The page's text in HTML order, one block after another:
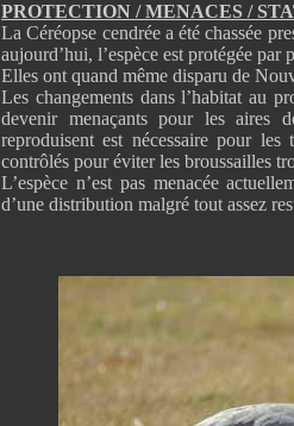
PROTECTION / MENACES /
La Céréopse cendrée a été chassée
aujourd’hui, l’espèce est protégée
Elles ont quand même disparu de
Les changements dans l’habitat au
devenir menaçants pour les aires
reproduisent est nécessaire pour les
contrôlés pour éviter les broussailles
L’espèce n’est pas menacée
d’une distribution malgré tout assez